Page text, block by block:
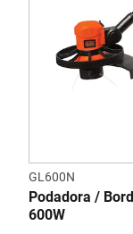
GL600N
Podadora /
600W